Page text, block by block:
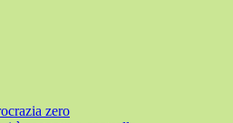
zero